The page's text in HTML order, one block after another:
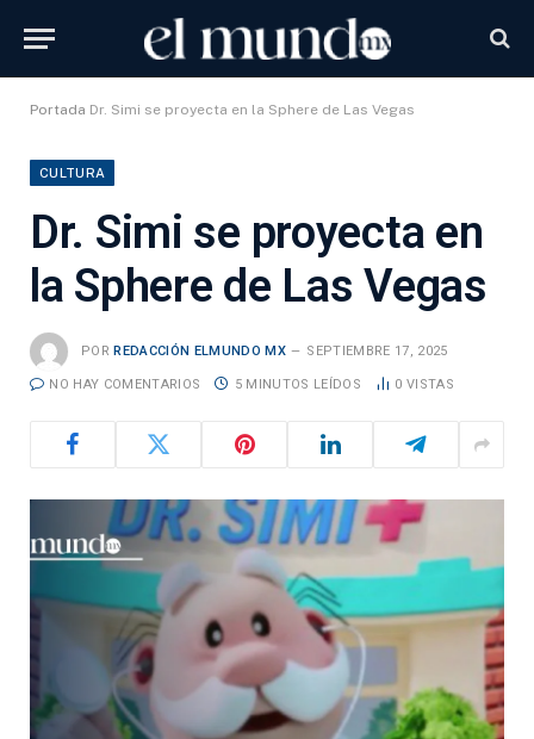
Portada Dr. Simi se proyecta en la Sphere de Las Vegas
CULTURA
Dr. Simi se proyecta en
la Sphere de Las Vegas
POR REDACCIÓN ELMUNDO MX SEPTIEMBRE 17, 2025
NO HAY COMENTARIOS 5 MINUTOS LEÍDOS 0 VISTAS